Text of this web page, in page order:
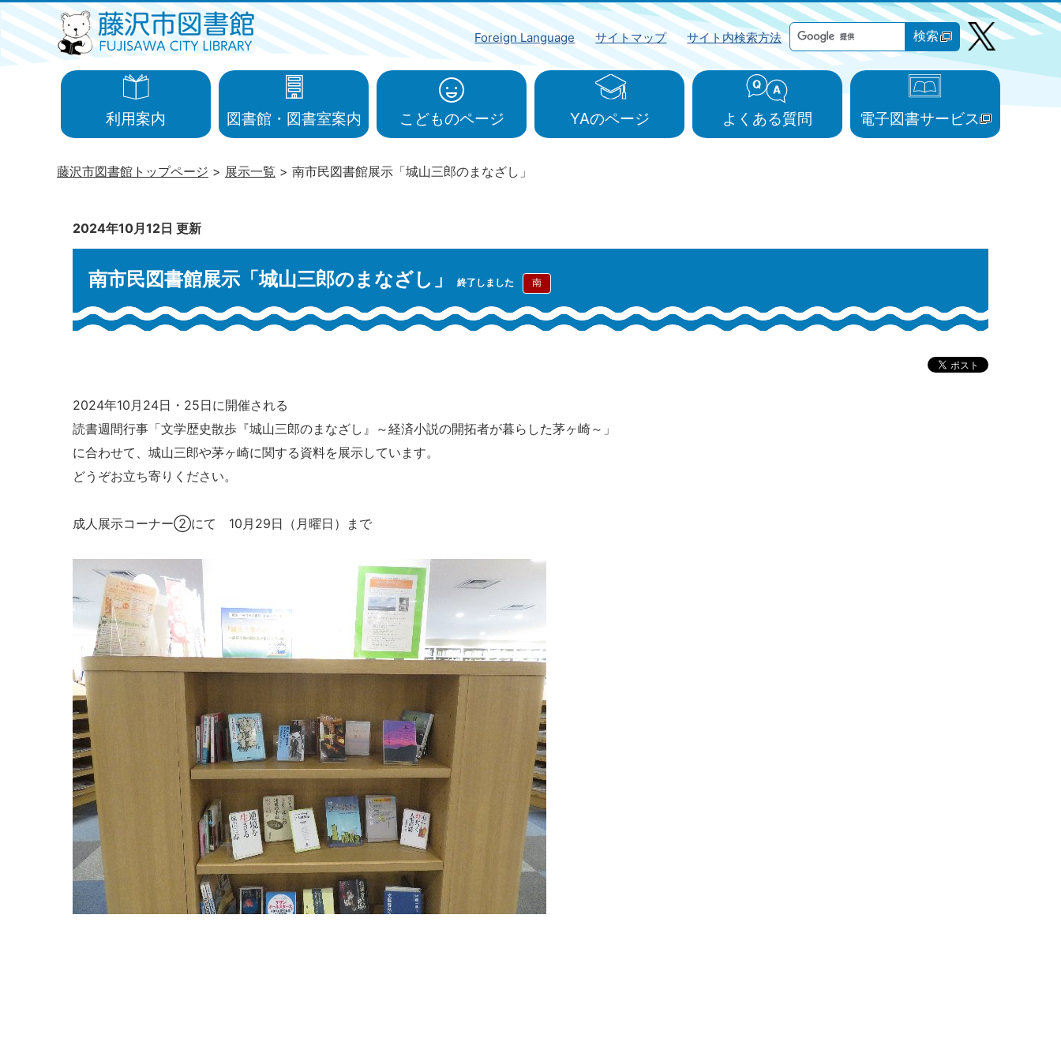
Foreign Language サイトマップ サイト内検索方法 検索
利用案内 図書館・図書室案内 こどものページ YAのページ よくある質問 電子図書サービス
藤沢市図書館トップページ 展示一覧 南市民図書館展示「城山三郎のまなざし」
2024年10月12日 更新
南市民図書館展示「城山三郎のまなざし」 終了しました 南
2024年10月24日・25日に開催される
読書週間行事「文学歴史散歩『城山三郎のまなざし』～経済小説の開拓者が暮らした茅ヶ崎～」
に合わせて、城山三郎や茅ヶ崎に関する資料を展示しています。
どうぞお立ち寄りください。
成人展示コーナー②にて 10月29日（月曜日）まで